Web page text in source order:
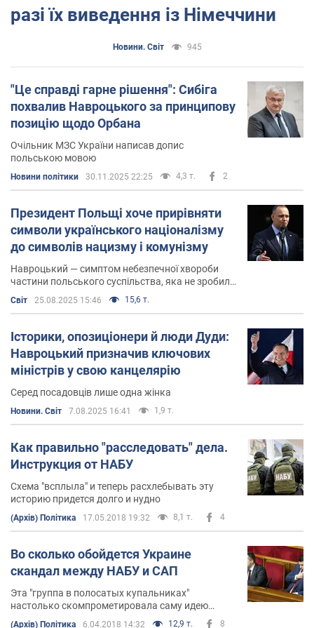
разі їх виведення із Німеччини
Новини. Світ 945
"Це справді гарне рішення": Сибіга
похвалив Навроцького за принципову
позицію щодо Орбана
Очільник МЗС України написав допис
польською мовою
Новини політики 30.11.2025 22:25 4,3 т. 2
Президент Польщі хоче прирівняти
символи українського націоналізму
до символів нацизму і комунізму
Навроцький — симптом небезпечної хвороби
частини польського суспільства, яка не зробила
жодних висновків з чотирьох розділів Польщі
Світ 25.08.2025 15:46 15,6 т.
Історики, опозиціонери й люди Дуди:
Навроцький призначив ключових
міністрів у свою канцелярію
Серед посадовців лише одна жінка
Новини. Світ 7.08.2025 16:41 1,9 т.
Как правильно "расследовать" дела.
Инструкция от НАБУ
Схема "всплыла" и теперь расхлебывать эту
историю придется долго и нудно
(Архів) Політика 17.05.2018 19:32 8,1 т. 4
Во сколько обойдется Украине
скандал между НАБУ и САП
Эта "группа в полосатых купальниках"
настолько скомпрометировала саму идею
борьбы с коррупцией, что подставила всю
(Архів) Політика 6.04.2018 14:32 12,9 т. 8